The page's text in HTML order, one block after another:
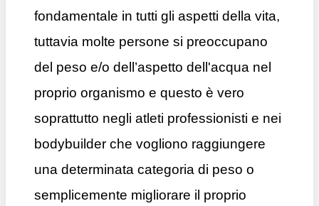
fondamentale in tutti gli aspetti della vita,
tuttavia molte persone si preoccupano
del peso e/o dell’aspetto dell'acqua nel
proprio organismo e questo è vero
soprattutto negli atleti professionisti e nei
bodybuilder che vogliono raggiungere
una determinata categoria di peso o
semplicemente migliorare il proprio